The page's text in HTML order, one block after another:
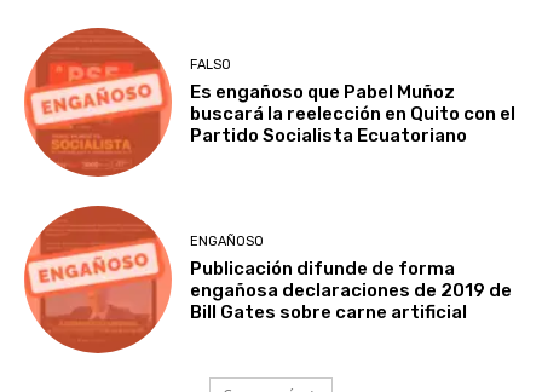
FALSO
Es engañoso que Pabel Muñoz
buscará la reelección en Quito con el
Partido Socialista Ecuatoriano
ENGAÑOSO
Publicación difunde de forma
engañosa declaraciones de 2019 de
Bill Gates sobre carne artificial